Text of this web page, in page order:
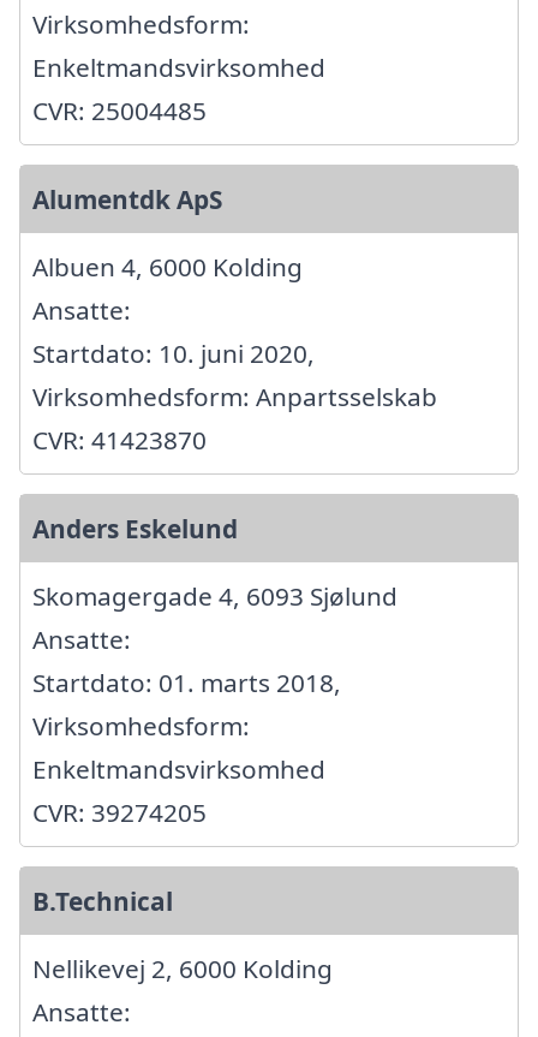
Virksomhedsform:
Enkeltmandsvirksomhed
CVR: 25004485
Alumentdk ApS
Albuen 4, 6000 Kolding
Ansatte:
Startdato: 10. juni 2020,
Virksomhedsform: Anpartsselskab
CVR: 41423870
Anders Eskelund
Skomagergade 4, 6093 Sjølund
Ansatte:
Startdato: 01. marts 2018,
Virksomhedsform:
Enkeltmandsvirksomhed
CVR: 39274205
B.Technical
Nellikevej 2, 6000 Kolding
Ansatte: